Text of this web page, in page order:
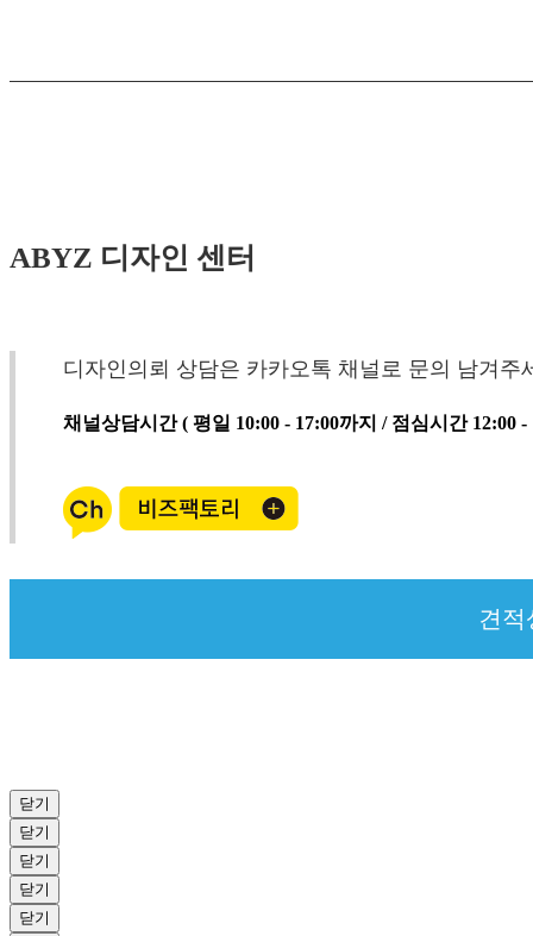
ABYZ 디자인 센터
디자인의뢰 상담은 카카오톡 채널로 문의 남겨주
채널상담시간 ( 평일 10:00 - 17:00까지 / 점심시간 12:00 -
견적
닫기
닫기
닫기
닫기
닫기